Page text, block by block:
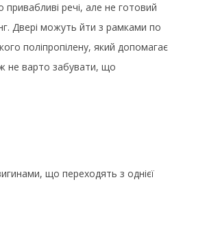
привабливі речі, але не готовий
Двері можуть йти з рамками по
поліпропілену, який допомагає
не варто забувати, що
що переходять з однієї